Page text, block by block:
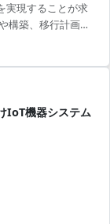
実現することが求
構築、移行計画の
テークホルダー
ェクトに携われ
積むことができる
IoT機器システム